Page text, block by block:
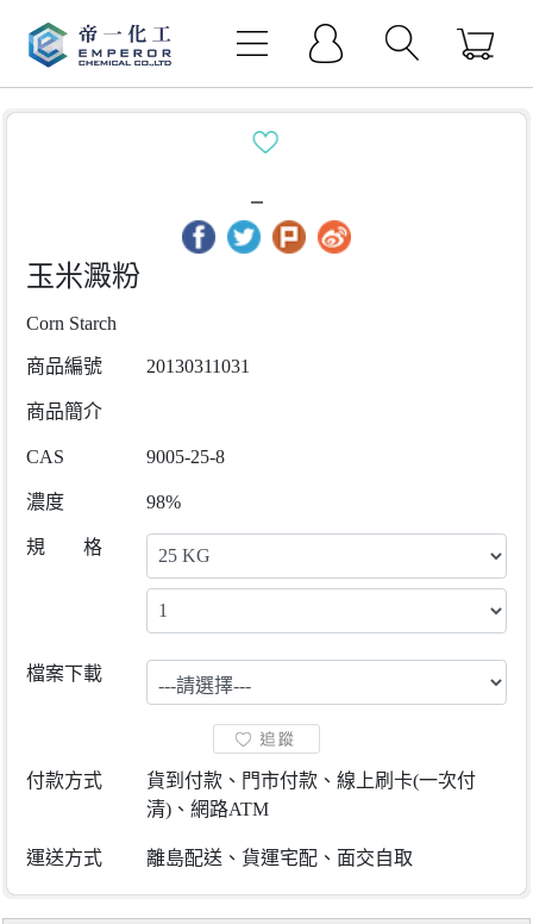
玉米澱粉
Corn Starch
商品編號 20130311031
商品簡介
CAS 9005-25-8
濃度 98%
規 格
檔案下載
付款方式
貨到付款、門市付款、線上刷卡(一次付
清)、網路ATM
運送方式 離島配送、貨運宅配、面交自取